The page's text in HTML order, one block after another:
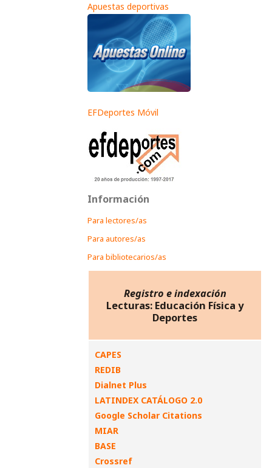
Apuestas deportivas
EFDeportes Móvil
Información
Para lectores/as
Para autores/as
Para bibliotecarios/as
Registro e indexación
Lecturas: Educación Física y
Deportes
CAPES
REDIB
Dialnet Plus
LATINDEX CATÁLOGO 2.0
Google Scholar Citations
MIAR
BASE
Crossref